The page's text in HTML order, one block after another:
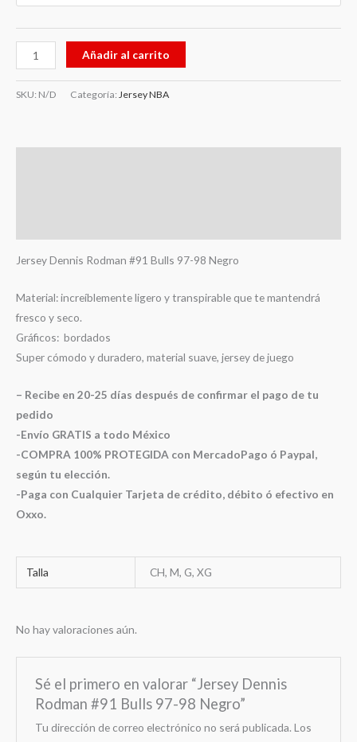
Añadir al carrito
SKU: N/D Categoría: Jersey NBA
Jersey Dennis Rodman #91 Bulls 97-98 Negro
Material: increíblemente ligero y transpirable que te mantendrá
fresco y seco.
Gráficos: bordados
Super cómodo y duradero, material suave, jersey de juego
– Recibe en 20-25 días después de confirmar el pago de tu
pedido
-Envío GRATIS a todo México
-COMPRA 100% PROTEGIDA con MercadoPago ó Paypal,
según tu elección.
-Paga con Cualquier Tarjeta de crédito, débito ó efectivo en
Oxxo.
Talla CH, M, G, XG
No hay valoraciones aún.
Sé el primero en valorar “Jersey Dennis
Rodman #91 Bulls 97-98 Negro”
Tu dirección de correo electrónico no será publicada. Los